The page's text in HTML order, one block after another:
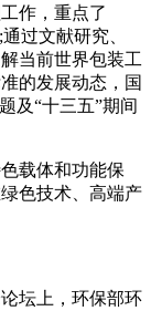
作，重点了
过文献研究、
当前世界包装工
的发展动态，国
及“十三五”期间
载体和功能保
色技术、高端产
坛上，环保部环